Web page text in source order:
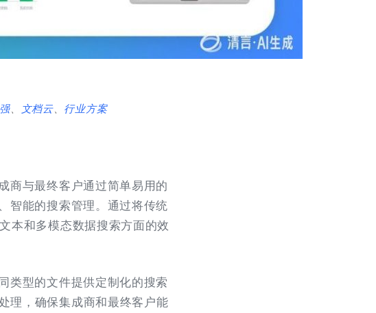
、 文档云、 行业方案
商与最终客户通过简单易用的
智能的搜索管理。通过将传统
本和多模态数据搜索方面的效
类型的文件提供定制化的搜索
理，确保集成商和最终客户能